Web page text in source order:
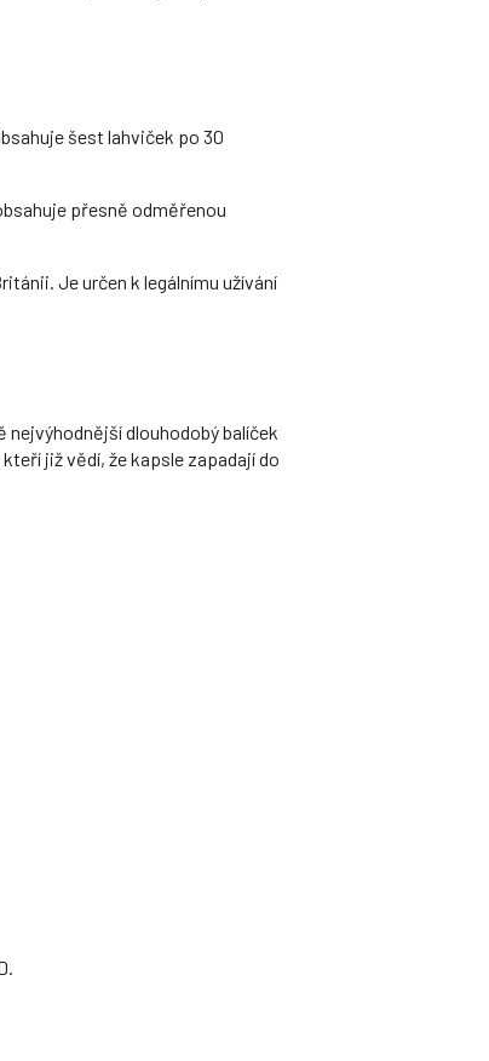
šest lahviček po 30
přesně odměřenou
Je určen k legálnímu užívání
nejvýhodnější dlouhodobý balíček
již vědí, že kapsle zapadají do